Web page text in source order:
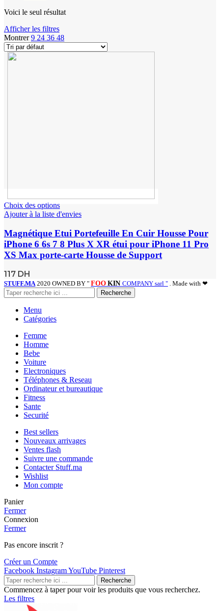
Voici le seul résultat
Afficher les filtres
Montrer9 24 36 48
Choix des options
Ajouter à la liste d'envies
Magnétique Etui Portefeuille En Cuir Housse Pour
iPhone 6 6s 7 8 Plus X XR étui pour iPhone 11 Pro
XS Max porte-carte Housse de Support
117 DH
STUFF.MA 2020 OWNED BY " FOO KIN COMPANY sarl " . Made with ❤
Recherche
Menu
Catégories
Femme
Homme
Bebe
Voiture
Electroniques
Téléphones & Reseau
Ordinateur et bureautique
Fitness
Sante
Securité
Best sellers
Nouveaux arrivages
Ventes flash
Suivre une commande
Contacter Stuff.ma
Wishlist
Mon compte
Panier
Fermer
Connexion
Fermer
Pas encore inscrit ?
Créer un Compte
Facebook InstagramYouTube Pinterest
Recherche
Commencez à taper pour voir les produits que vous recherchez.
Les filtres